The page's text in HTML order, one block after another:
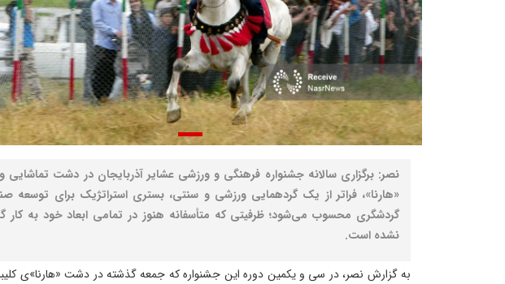
نصر: برگزاری سالانه جشنواره فرهنگی و ورزشی عشایر آذربایجان در دشت تماشایی
«هارنا»، فراتر از یک گردهمایی ورزشی و سنتی، بستری استراتژیک برای توسعه
گردشگری محسوب می‌شود؛ ظرفیتی که متأسفانه هنوز در تمامی ابعاد خود به کار
نشده است.
به گزارش نصر، در سی‌ و یکمین دوره این جشنواره که جمعه گذشته در دشت «هارنا»ی کلیبر